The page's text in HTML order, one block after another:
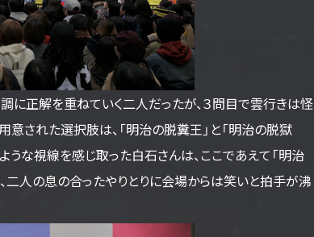
に正解を重ねていく二人だったが、３問目で雲行きは怪
意された選択肢は、「明治の脱糞王」と「明治の脱獄
うな視線を感じ取った白石さんは、ここであえて「明治
人の息の合ったやりとりに会場からは笑いと拍手が沸